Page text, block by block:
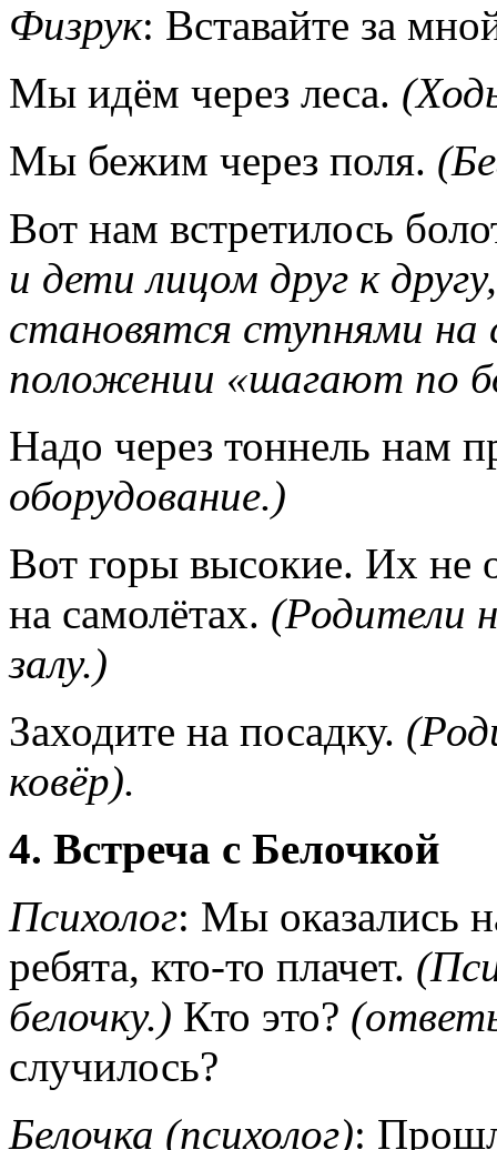
Физрук: Вставайте за
Мы идём через леса.
Мы бежим через поля.
Вот нам встретилось
и дети лицом друг к
становятся ступнями
положении «шагают по
Надо через тоннель нам
оборудование.)
Вот горы высокие. Их не
на самолётах. (Родители
залу.)
Заходите на посадку.
ковёр).
4. Встреча с Белочкой
Психолог: Мы оказались
ребята, кто-то плачет.
белочку.) Кто это?
случилось?
Белочка (психолог):